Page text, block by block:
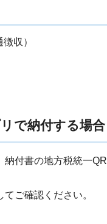
収）
で納付する場合
付書の地方税統一
ご確認ください。